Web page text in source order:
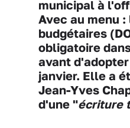
municipal à
Avec au menu
budgétaires
obligatoire
avant
janvier. Elle a
Jean-Yves
d'une "écriture